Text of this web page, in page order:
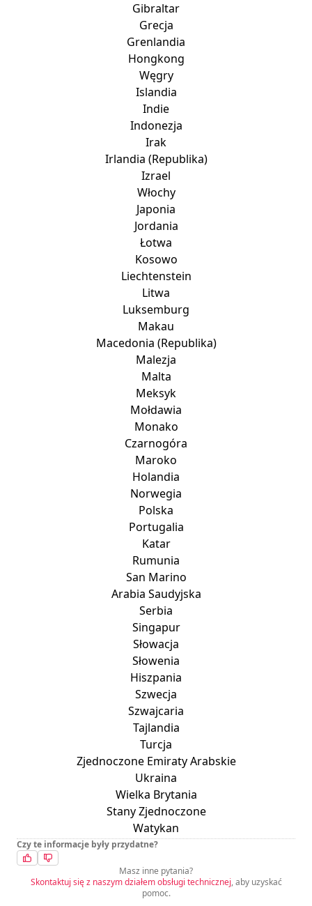
Gibraltar
Grecja
Grenlandia
Hongkong
Węgry
Islandia
Indie
Indonezja
Irak
Irlandia (Republika)
Izrael
Włochy
Japonia
Jordania
Łotwa
Kosowo
Liechtenstein
Litwa
Luksemburg
Makau
Macedonia (Republika)
Malezja
Malta
Meksyk
Mołdawia
Monako
Czarnogóra
Maroko
Holandia
Norwegia
Polska
Portugalia
Katar
Rumunia
San Marino
Arabia Saudyjska
Serbia
Singapur
Słowacja
Słowenia
Hiszpania
Szwecja
Szwajcaria
Tajlandia
Turcja
Zjednoczone Emiraty Arabskie
Ukraina
Wielka Brytania
Stany Zjednoczone
Watykan
Czy te informacje były przydatne?
Masz inne pytania?
Skontaktuj się z naszym działem obsługi technicznej, aby uzyskać
pomoc.